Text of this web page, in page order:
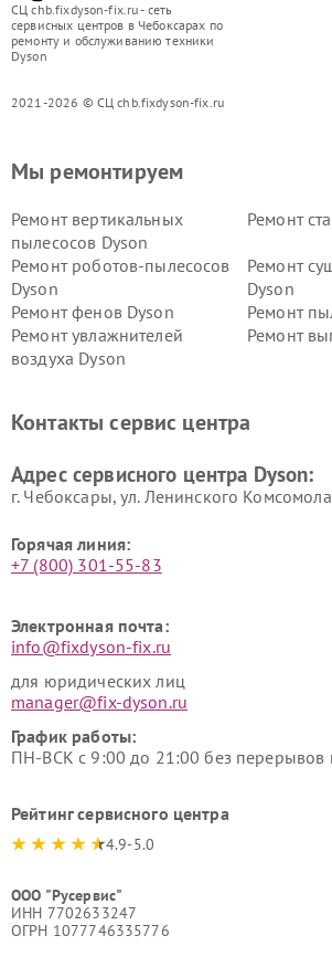
СЦ chb.fixdyson-fix.ru - сеть
сервисных центров в Чебоксарах по
ремонту и обслуживанию техники
Dyson
2021-2026 © СЦ chb.fixdyson-fix.ru
Мы ремонтируем
Ремонт вертикальных
пылесосов Dyson
Ремонт
Ремонт роботов-пылесосов
Dyson
Ремонт
Dyson
Ремонт фенов Dyson
Ремонт
Ремонт увлажнителей
воздуха Dyson
Ремонт
Контакты сервис центра
Адрес сервисного центра Dyson:
г. Чебоксары, ул. Ленинского
Горячая линия:
+7 (800) 301-55-83
Электронная почта:
info@fixdyson-fix.ru
для юридических лиц
manager@fix-dyson.ru
График работы:
ПН-ВСК с 9:00 до 21:00 без
Рейтинг сервисного центра
4.9-5.0
ООО "Русервис"
ИНН 7702633247
ОГРН 1077746335776